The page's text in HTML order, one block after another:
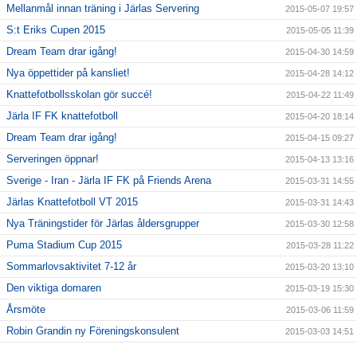
Mellanmål innan träning i Järlas Servering 2015-05-07 19:57
S:t Eriks Cupen 2015 2015-05-05 11:39
Dream Team drar igång! 2015-04-30 14:59
Nya öppettider på kansliet! 2015-04-28 14:12
Knattefotbollsskolan gör succé! 2015-04-22 11:49
Järla IF FK knattefotboll 2015-04-20 18:14
Dream Team drar igång! 2015-04-15 09:27
Serveringen öppnar! 2015-04-13 13:16
Sverige - Iran - Järla IF FK på Friends Arena 2015-03-31 14:55
Järlas Knattefotboll VT 2015 2015-03-31 14:43
Nya Träningstider för Järlas åldersgrupper 2015-03-30 12:58
Puma Stadium Cup 2015 2015-03-28 11:22
Sommarlovsaktivitet 7-12 år 2015-03-20 13:10
Den viktiga domaren 2015-03-19 15:30
Årsmöte 2015-03-06 11:59
Robin Grandin ny Föreningskonsulent 2015-03-03 14:51